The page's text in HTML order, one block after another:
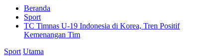
Beranda
Sport
TC Timnas U-19 Indonesia di Korea, Tren Positif
Kemenangan Tim
Sport Utama